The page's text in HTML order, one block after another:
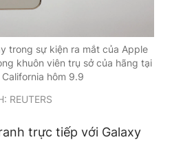
trong sự kiện ra mắt của Apple
khuôn viên trụ sở của hãng tại
hôm 9.9
REUTERS
trực tiếp với Galaxy